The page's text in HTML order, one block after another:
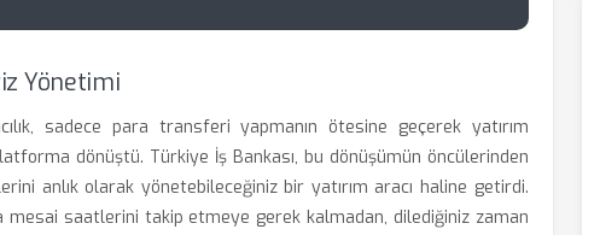
Yönetimi
sadece para transferi yapmanın ötesine geçerek yatırım
dönüştü. Türkiye İş Bankası, bu dönüşümün öncülerinden
anlık olarak yönetebileceğiniz bir yatırım aracı haline getirdi.
mesai saatlerini takip etmeye gerek kalmadan, dilediğiniz zaman